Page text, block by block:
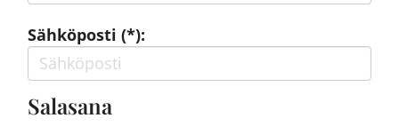
Sähköposti (*):
Salasana